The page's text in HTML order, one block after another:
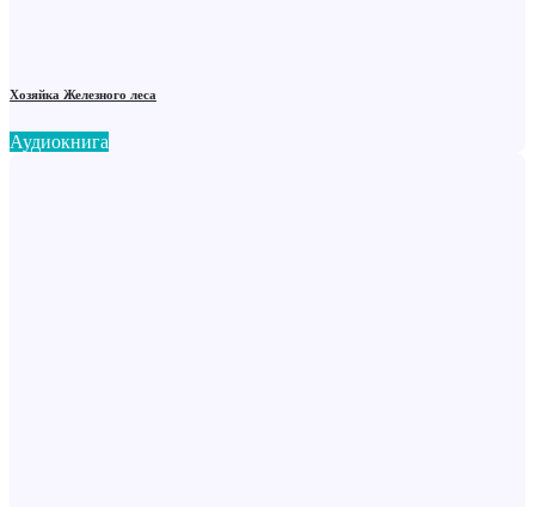
Хозяйка Железного леса
Аудиокнига